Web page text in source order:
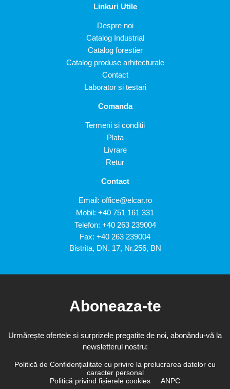
Linkuri Utile
Despre noi
Catalog Industrial
Catalog forestier
Catalog produse arhitecturale
Contact
Laborator si testari
Comanda
Termeni si conditii
Plata
Livrare
Retur
Contact
Email: office@elcar.ro
Mobil: +40 751 161 331
Telefon: +40 263 239004
Fax: +40 263 239004
Bistrita, DN. 17, Nr.256, BN
Aboneaza-te
Urmărește ofertele si surprizele pregatite de noi, abonându-vă la
newsletterul nostru:
Politică de Confidențialitate cu privire la prelucrarea datelor cu
caracter personal
Politică privind fișierele cookies
ANPC